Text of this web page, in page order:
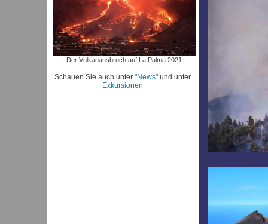
Der Vulkanausbruch auf La Palma 2021
Schauen Sie auch unter "News" und unter
Exkursionen